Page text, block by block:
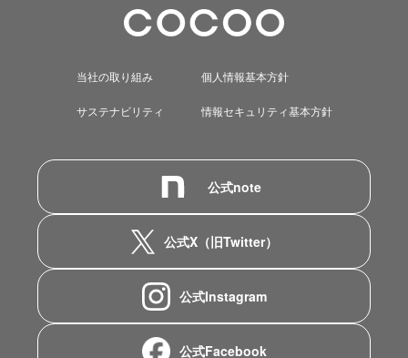
公式note
公式X（旧Twitter）
公式Instagram
公式Facebook
当社の取り組み
サステナビリティ
個人情報基本方針
情報セキュリティ基本方針